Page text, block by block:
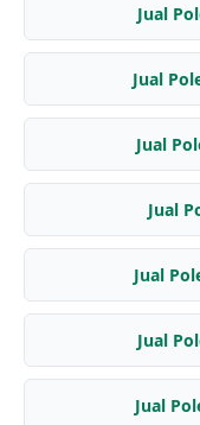
Jual
Jual
Jual
Jual
Jual
Jual
Jual